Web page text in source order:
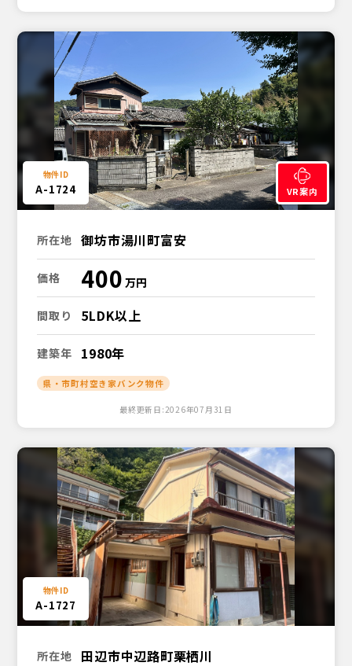
A-1724 VR案内
所在地 御坊市湯川町富安
価格 400
間取り 5LDK以上
建築年 1980年
県・市町村空き家バンク物件
最終更新日:2026年07月31日
A-1727
所在地 田辺市中辺路町栗栖川